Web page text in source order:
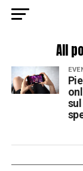
All